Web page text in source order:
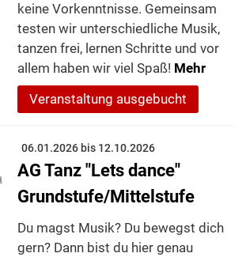
keine Vorkenntnisse. Gemeinsam
testen wir unterschiedliche Musik,
tanzen frei, lernen Schritte und vor
allem haben wir viel Spaß! Mehr
Veranstaltung ausgebucht
06.01.2026 bis 12.10.2026
AG Tanz "Lets dance"
Grundstufe/Mittelstufe
Du magst Musik? Du bewegst dich
gern? Dann bist du hier genau